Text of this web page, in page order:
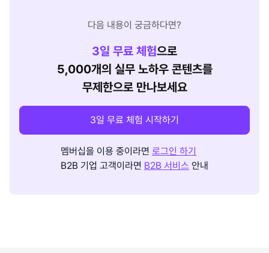
다음 내용이 궁금하다면?
3일 무료 체험으로
5,000개의 실무 노하우 콘텐츠를
무제한으로 만나보세요
3일 무료 체험 시작하기
멤버십을 이용 중이라면 로그인 하기
B2B 기업 고객이라면 B2B 서비스 안내